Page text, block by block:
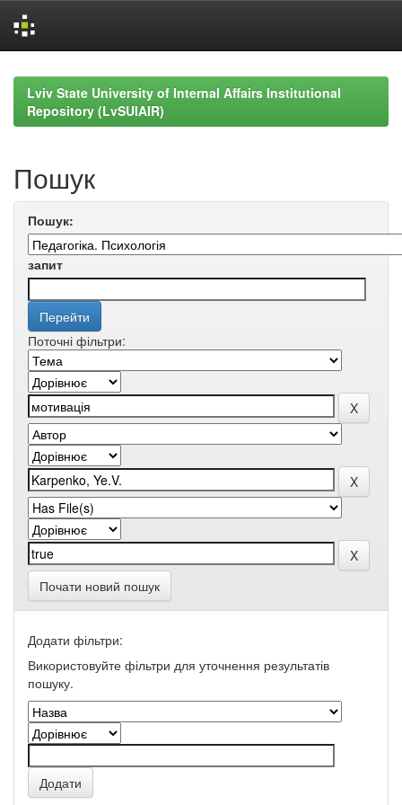
navigationLviv State University of Internal Affairs Institutional
Repository (LvSUIAIR)
Пошук
Пошук:
запит
Поточні фільтри:
Почати новий пошук
Додати фільтри:
Використовуйте фільтри для уточнення результатів
пошуку.